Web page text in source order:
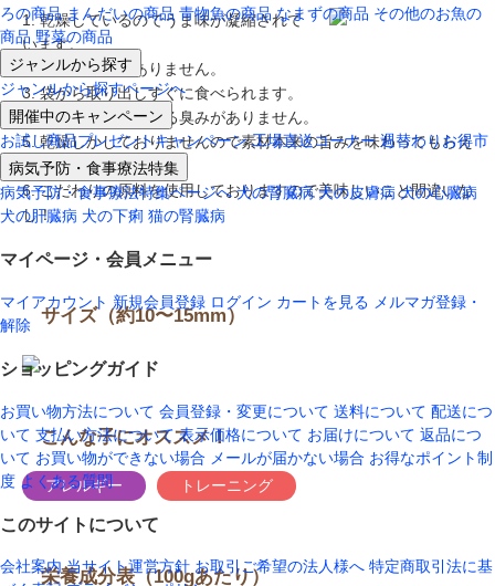
ろの商品 まんだいの商品 青物魚の商品 なまずの商品 その他のお魚の
商品 野菜の商品
ジャンルから探す
ジャンルから探すページへ
開催中のキャンペーン
お試し商品プレゼントキャンペーン 工場直送コーナー 週替わりお得市
病気予防・食事療法特集
病気予防・食事療法特集ページへ 犬の腎臓病 犬の皮膚病 犬の心臓病
犬の肝臓病 犬の下痢 猫の腎臓病
マイページ・会員メニュー
マイアカウント 新規会員登録 ログイン カートを見る メルマガ登録・
解除
ショッピングガイド
お買い物方法について 会員登録・変更について 送料について 配送につ
いて 支払い方法について 表示価格について お届けについて 返品につ
いて お買い物ができない場合 メールが届かない場合 お得なポイント制
度 よくある質問
このサイトについて
会社案内 当サイト運営方針 お取引ご希望の法人様へ 特定商取引法に基
1. 乾燥しているのでうま味が凝縮されて
います。
2. 余分な脂肪はありません。
3. 袋から取り出しすぐに食べられます。
4. 生肉特有の気になる臭みがありません。
5. 乾燥しかしておりませんので素材本来の旨みを味わってもらえ
ます。
6. こだわりの原料を使用しておりますので美味しいこと間違いな
し！
サイズ（約10〜15mm）
こんな子にオススメ！
アレルギー トレーニング
栄養成分表（100gあたり）